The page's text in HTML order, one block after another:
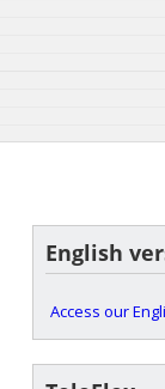
English
Access our